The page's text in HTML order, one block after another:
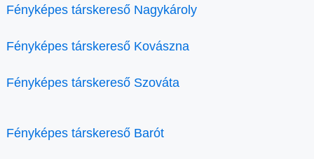
Fényképes társkereső Nagykároly
Fényképes társkereső Kovászna
Fényképes társkereső Szováta
Fényképes társkereső Barót